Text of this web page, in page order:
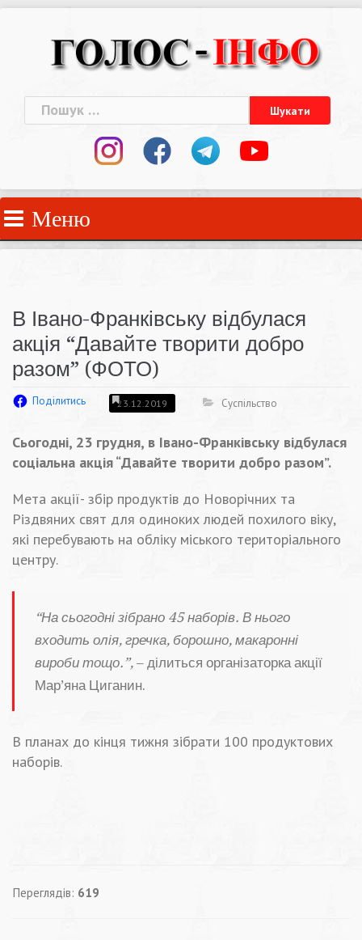
Пошук:
Меню
В Івано-Франківську відбулася
акція “Давайте творити добро
разом” (ФОТО)
Поділитись 23.12.2019 Суспільство
Сьогодні, 23 грудня, в Івано-Франківську відбулася
соціальна акція “Давайте творити добро разом”.
Мета акції- збір продуктів до Новорічних та
Різдвяних свят для одиноких людей похилого віку,
які перебувають на обліку міського територіального
центру.
“На сьогодні зібрано 45 наборів. В нього
входить олія, гречка, борошно, макаронні
вироби тощо.”, – ділиться організаторка акції
Мар’яна Циганин.
В планах до кінця тижня зібрати 100 продуктових
наборів.
Переглядів: 619